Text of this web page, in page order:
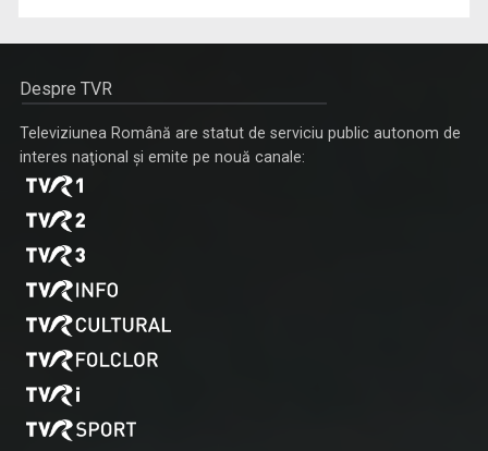
Despre TVR
Televiziunea Română are statut de serviciu public autonom de
interes naţional şi emite pe nouă canale: